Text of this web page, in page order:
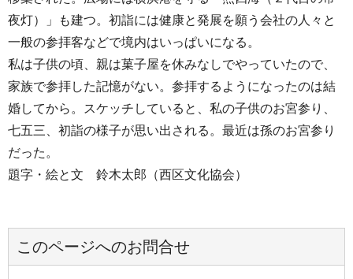
夜灯）」も建つ。初詣には健康と発展を願う会社の人々と
一般の参拝客などで境内はいっぱいになる。
私は子供の頃、親は菓子屋を休みなしでやっていたので、
家族で参拝した記憶がない。参拝するようになったのは結
婚してから。スケッチしていると、私の子供のお宮参り、
七五三、初詣の様子が思い出される。最近は孫のお宮参り
だった。
題字・絵と文 鈴木太郎（西区文化協会）
このページへのお問合せ